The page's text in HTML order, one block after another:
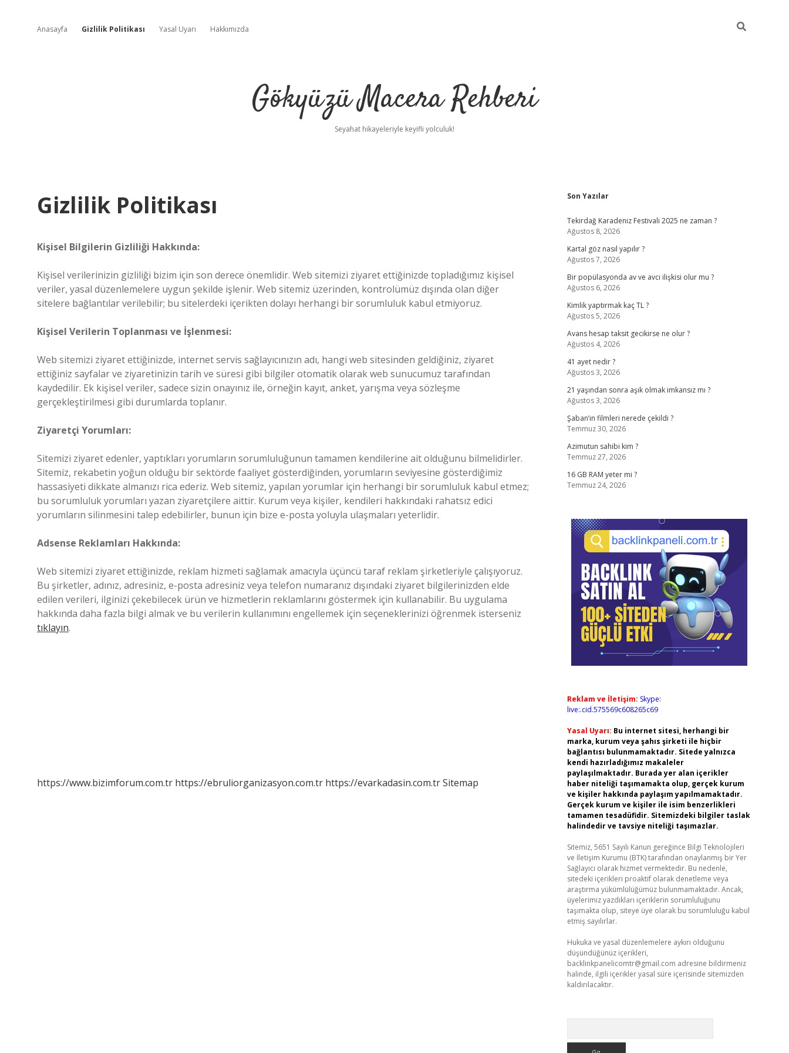
Anasayfa Gizlilik Politikası Yasal Uyarı Hakkımızda
Gökyüzü Macera Rehberi
Seyahat hikayeleriyle keyifli yolculuk!
Gizlilik Politikası
Kişisel Bilgilerin Gizliliği Hakkında:
Kişisel verilerinizin gizliliği bizim için son derece önemlidir. Web sitemizi ziyaret ettiğinizde topladığımız kişisel
veriler, yasal düzenlemelere uygun şekilde işlenir. Web sitemiz üzerinden, kontrolümüz dışında olan diğer
sitelere bağlantılar verilebilir; bu sitelerdeki içerikten dolayı herhangi bir sorumluluk kabul etmiyoruz.
Kişisel Verilerin Toplanması ve İşlenmesi:
Web sitemizi ziyaret ettiğinizde, internet servis sağlayıcınızın adı, hangi web sitesinden geldiğiniz, ziyaret
ettiğiniz sayfalar ve ziyaretinizin tarih ve süresi gibi bilgiler otomatik olarak web sunucumuz tarafından
kaydedilir. Ek kişisel veriler, sadece sizin onayınız ile, örneğin kayıt, anket, yarışma veya sözleşme
gerçekleştirilmesi gibi durumlarda toplanır.
Ziyaretçi Yorumları:
Sitemizi ziyaret edenler, yaptıkları yorumların sorumluluğunun tamamen kendilerine ait olduğunu bilmelidirler.
Sitemiz, rekabetin yoğun olduğu bir sektörde faaliyet gösterdiğinden, yorumların seviyesine gösterdiğimiz
hassasiyeti dikkate almanızı rica ederiz. Web sitemiz, yapılan yorumlar için herhangi bir sorumluluk kabul etmez;
bu sorumluluk yorumları yazan ziyaretçilere aittir. Kurum veya kişiler, kendileri hakkındaki rahatsız edici
yorumların silinmesini talep edebilirler, bunun için bize e-posta yoluyla ulaşmaları yeterlidir.
Adsense Reklamları Hakkında:
Web sitemizi ziyaret ettiğinizde, reklam hizmeti sağlamak amacıyla üçüncü taraf reklam şirketleriyle çalışıyoruz.
Bu şirketler, adınız, adresiniz, e-posta adresiniz veya telefon numaranız dışındaki ziyaret bilgilerinizden elde
edilen verileri, ilginizi çekebilecek ürün ve hizmetlerin reklamlarını göstermek için kullanabilir. Bu uygulama
hakkında daha fazla bilgi almak ve bu verilerin kullanımını engellemek için seçeneklerinizi öğrenmek isterseniz
tıklayın.
https://www.bizimforum.com.tr https://ebruliorganizasyon.com.tr https://evarkadasin.com.trSitemap
Sidebar
Son Yazılar
Tekirdağ Karadeniz Festivali 2025 ne zaman ?
Ağustos 8, 2026
Kartal göz nasıl yapılır ?
Ağustos 7, 2026
Bir popülasyonda av ve avcı ilişkisi olur mu ?
Ağustos 6, 2026
Kimlik yaptırmak kaç TL ?
Ağustos 5, 2026
Avans hesap taksit gecikirse ne olur ?
Ağustos 4, 2026
41 ayet nedir ?
Ağustos 3, 2026
21 yaşından sonra aşık olmak imkansız mı ?
Ağustos 3, 2026
Şaban’ın filmleri nerede çekildi ?
Temmuz 30, 2026
Azimutun sahibi kim ?
Temmuz 27, 2026
16 GB RAM yeter mi ?
Temmuz 24, 2026
Reklam ve İletişim: Skype:
live:.cid.575569c608265c69
Yasal Uyarı: Bu internet sitesi, herhangi bir
marka, kurum veya şahıs şirketi ile hiçbir
bağlantısı bulunmamaktadır. Sitede yalnızca
kendi hazırladığımız makaleler
paylaşılmaktadır. Burada yer alan içerikler
haber niteliği taşımamakta olup, gerçek kurum
ve kişiler hakkında paylaşım yapılmamaktadır.
Gerçek kurum ve kişiler ile isim benzerlikleri
tamamen tesadüfidir. Sitemizdeki bilgiler taslak
halindedir ve tavsiye niteliği taşımazlar.
Sitemiz, 5651 Sayılı Kanun gereğince Bilgi Teknolojileri
ve İletişim Kurumu (BTK) tarafından onaylanmış bir Yer
Sağlayıcı olarak hizmet vermektedir. Bu nedenle,
sitedeki içerikleri proaktif olarak denetleme veya
araştırma yükümlülüğümüz bulunmamaktadır. Ancak,
üyelerimiz yazdıkları içeriklerin sorumluluğunu
taşımakta olup, siteye üye olarak bu sorumluluğu kabul
etmiş sayılırlar.
Hukuka ve yasal düzenlemelere aykırı olduğunu
düşündüğünüz içerikleri,
backlinkpanelicomtr@gmail.com adresine bildirmeniz
halinde, ilgili içerikler yasal süre içerisinde sitemizden
kaldırılacaktır.